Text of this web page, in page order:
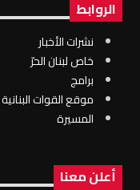
الروابط
نشرات الأخبار
خاص لبنان الحرّ
برامج
موقع القوات البنانية
المسيرة
أعلن معنا